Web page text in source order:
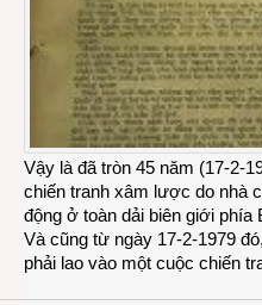
Vậy là đã tròn 45 năm (17-2-
chiến tranh xâm lược do nhà
động ở toàn dải biên giới phía
Và cũng từ ngày 17-2-1979
phải lao vào một cuộc chiến